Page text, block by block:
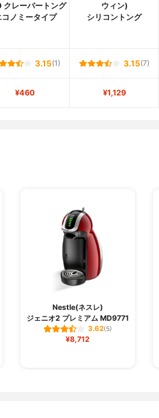
クレーバートング
コノミータイプ
ウィン)
シリコントング
3.15(1) 3.15(7)
¥460 ¥1,129
Nestle(ネスレ)
ジェニオ2 プレミアム MD9771
3.62(5)
¥8,712